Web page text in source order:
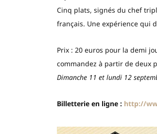
Cinq plats, signés du chef
français. Une expérience qui
Prix : 20 euros pour la demi
commandez à partir de deux
Dimanche 11 et lundi 12
Billetterie en ligne : http://